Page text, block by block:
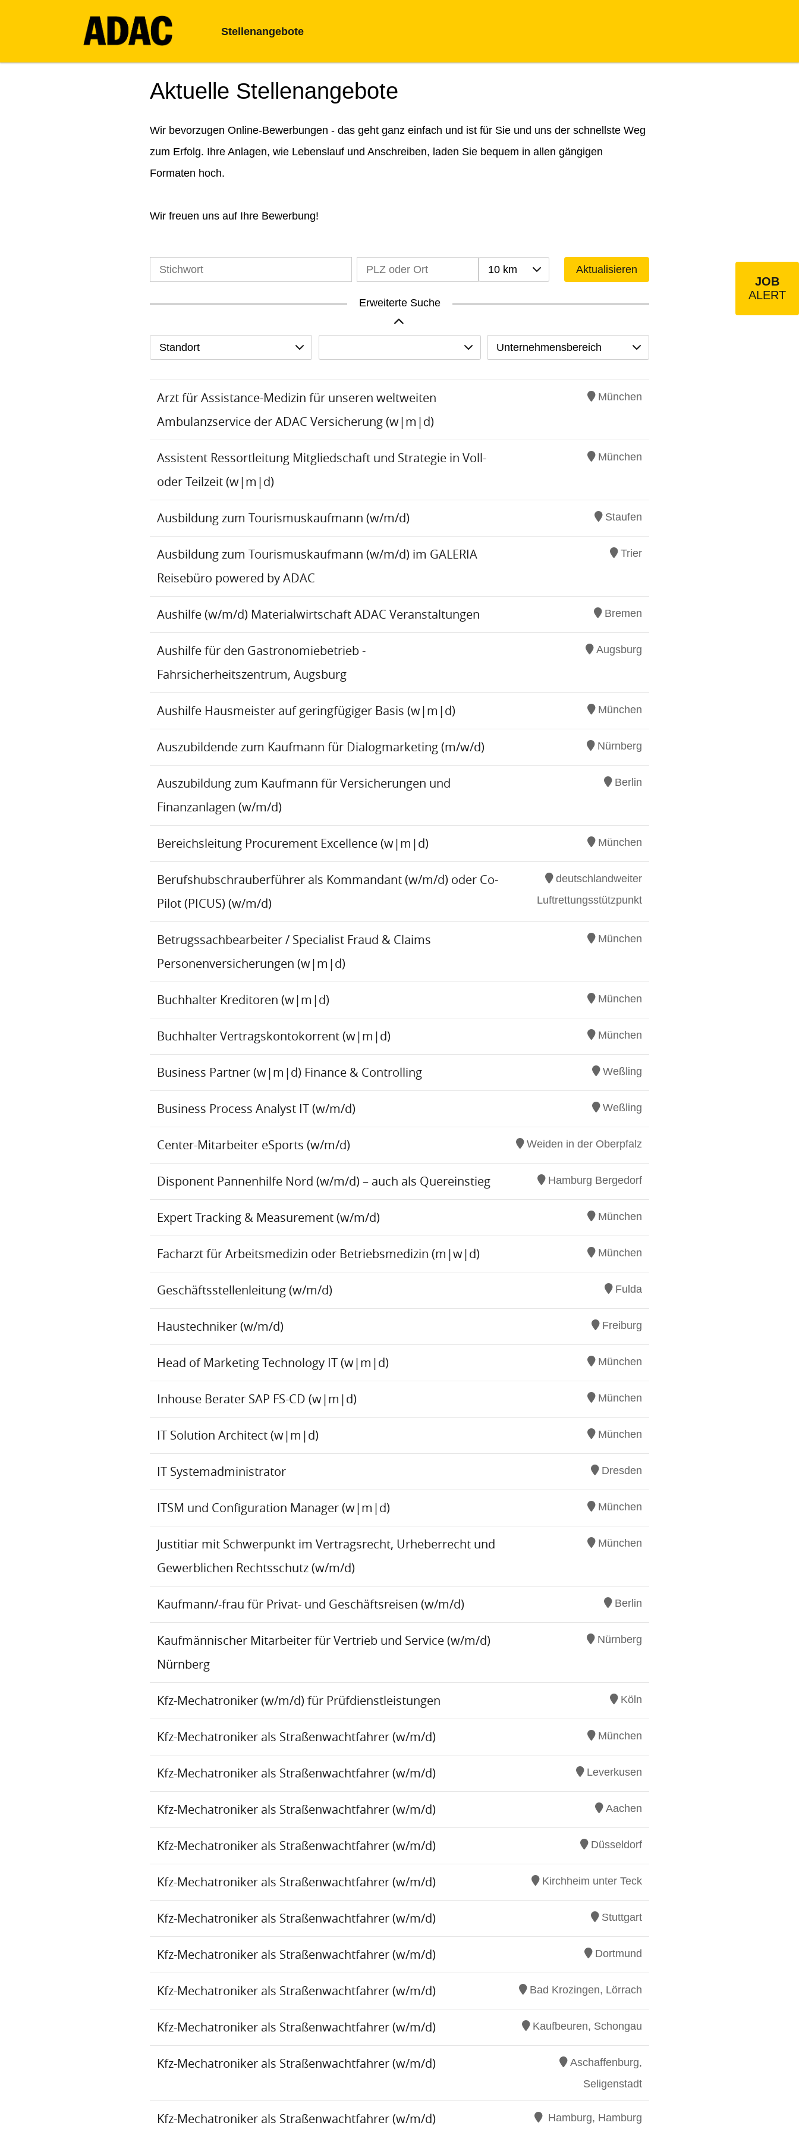
Stellenangebote
Aktuelle Stellenangebote
Wir bevorzugen Online-Bewerbungen - das geht ganz einfach und ist für Sie und uns der schnellste Weg
zum Erfolg. Ihre Anlagen, wie Lebenslauf und Anschreiben, laden Sie bequem in allen gängigen
Formaten hoch.
Wir freuen uns auf Ihre Bewerbung!
10 km Aktualisieren
Erweiterte Suche
Standort Unternehmensbereich
Arzt für Assistance-Medizin für unseren weltweiten
Ambulanzservice der ADAC Versicherung (w|m|d)
München
Assistent Ressortleitung Mitgliedschaft und Strategie in Voll-
oder Teilzeit (w|m|d)
München
Ausbildung zum Tourismuskaufmann (w/m/d) Staufen
Ausbildung zum Tourismuskaufmann (w/m/d) im GALERIA
Reisebüro powered by ADAC
Trier
Aushilfe (w/m/d) Materialwirtschaft ADAC Veranstaltungen Bremen
Aushilfe für den Gastronomiebetrieb -
Fahrsicherheitszentrum, Augsburg
Augsburg
Aushilfe Hausmeister auf geringfügiger Basis (w|m|d) München
Auszubildende zum Kaufmann für Dialogmarketing (m/w/d) Nürnberg
Auszubildung zum Kaufmann für Versicherungen und
Finanzanlagen (w/m/d)
Berlin
Bereichsleitung Procurement Excellence (w|m|d) München
Berufshubschrauberführer als Kommandant (w/m/d) oder Co-
Pilot (PICUS) (w/m/d)
deutschlandweiter
Luftrettungsstützpunkt
Betrugssachbearbeiter / Specialist Fraud & Claims
Personenversicherungen (w|m|d)
München
Buchhalter Kreditoren (w|m|d) München
Buchhalter Vertragskontokorrent (w|m|d) München
Business Partner (w|m|d) Finance & Controlling Weßling
Business Process Analyst IT (w/m/d) Weßling
Center-Mitarbeiter eSports (w/m/d) Weiden in der Oberpfalz
Disponent Pannenhilfe Nord (w/m/d) – auch als Quereinstieg Hamburg Bergedorf
Expert Tracking & Measurement (w/m/d) München
Facharzt für Arbeitsmedizin oder Betriebsmedizin (m|w|d) München
Geschäftsstellenleitung (w/m/d) Fulda
Haustechniker (w/m/d) Freiburg
Head of Marketing Technology IT (w|m|d) München
Inhouse Berater SAP FS-CD (w|m|d) München
IT Solution Architect (w|m|d) München
IT Systemadministrator Dresden
ITSM und Configuration Manager (w|m|d) München
Justitiar mit Schwerpunkt im Vertragsrecht, Urheberrecht und
Gewerblichen Rechtsschutz (w/m/d)
München
Kaufmann/-frau für Privat- und Geschäftsreisen (w/m/d) Berlin
Kaufmännischer Mitarbeiter für Vertrieb und Service (w/m/d)
Nürnberg
Nürnberg
Kfz-Mechatroniker (w/m/d) für Prüfdienstleistungen Köln
Kfz-Mechatroniker als Straßenwachtfahrer (w/m/d) München
Kfz-Mechatroniker als Straßenwachtfahrer (w/m/d) Leverkusen
Kfz-Mechatroniker als Straßenwachtfahrer (w/m/d) Aachen
Kfz-Mechatroniker als Straßenwachtfahrer (w/m/d) Düsseldorf
Kfz-Mechatroniker als Straßenwachtfahrer (w/m/d) Kirchheim unter Teck
Kfz-Mechatroniker als Straßenwachtfahrer (w/m/d) Stuttgart
Kfz-Mechatroniker als Straßenwachtfahrer (w/m/d) Dortmund
Kfz-Mechatroniker als Straßenwachtfahrer (w/m/d) Bad Krozingen, Lörrach
Kfz-Mechatroniker als Straßenwachtfahrer (w/m/d) Kaufbeuren, Schongau
Kfz-Mechatroniker als Straßenwachtfahrer (w/m/d)
Aschaffenburg,
Seligenstadt
Kfz-Mechatroniker als Straßenwachtfahrer (w/m/d) Hamburg, Hamburg
JOB
ALERT